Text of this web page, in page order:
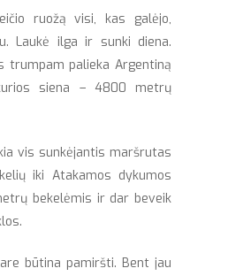
ruožą visi, kas galėjo,
Laukė ilga ir sunki diena.
trumpam palieka Argentiną
siena – 4800 metrų
vis sunkėjantis maršrutas
iki Atakamos dykumos
bekelėmis ir dar beveik
būtina pamiršti. Bent jau